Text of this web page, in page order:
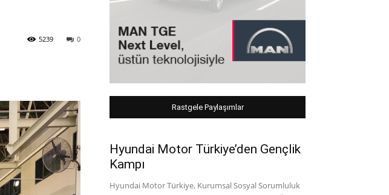
0
5239
Rastgele Paylaşımlar
Hyundai Motor Türkiye’den Gençlik
Kampı
Hyundai Motor Türkiye, Kurumsal Sosyal Sorumluluk